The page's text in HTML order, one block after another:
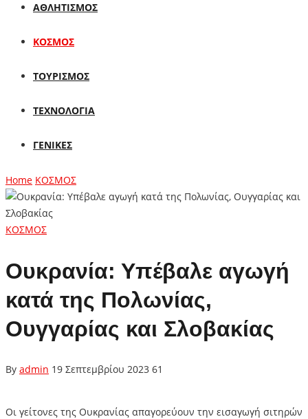
ΑΘΛΗΤΙΣΜΟΣ
ΚΟΣΜΟΣ
ΤΟΥΡΙΣΜΟΣ
ΤΕΧΝΟΛΟΓΙΑ
ΓΕΝΙΚΕΣ
Home ΚΟΣΜΟΣ
ΚΟΣΜΟΣ
Ουκρανία: Υπέβαλε αγωγή
κατά της Πολωνίας,
Ουγγαρίας και Σλοβακίας
By admin 19 Σεπτεμβρίου 2023 61
Οι γείτονες της Ουκρανίας απαγορεύουν την εισαγωγή σιτηρών